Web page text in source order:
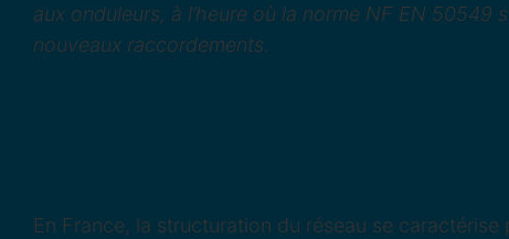
aux onduleurs, à l’heure où la norme NF EN 50549
nouveaux raccordements.
En France, la structuration du réseau se